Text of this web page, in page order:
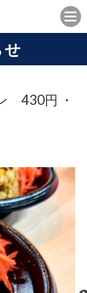
せ
430円 ・